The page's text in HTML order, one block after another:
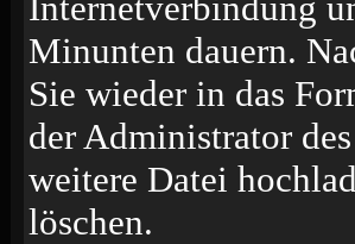
Minunten dauern.
Sie wieder in das
der Administrator
weitere Datei
löschen.